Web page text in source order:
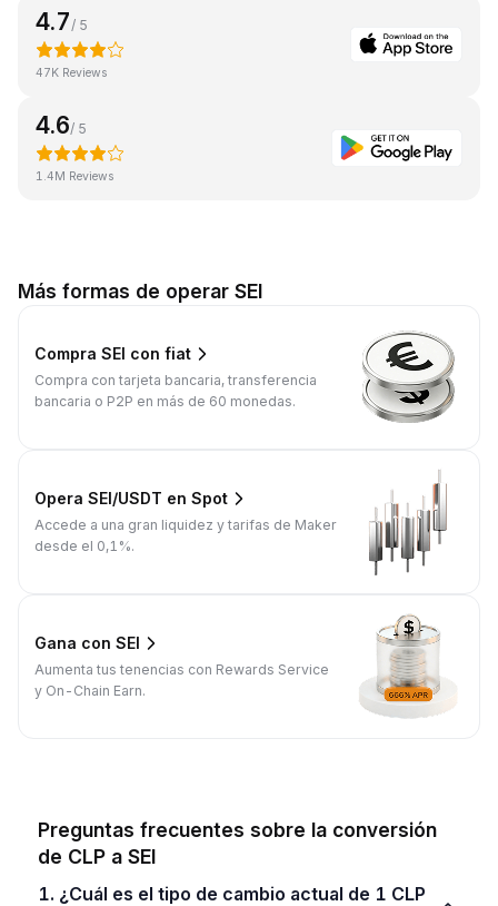
4.7 / 5
47K Reviews
4.6/ 5
1.4M Reviews
Más formas de operar SEI
Compra SEI con fiat
Compra con tarjeta bancaria, transferencia
bancaria o P2P en más de 60 monedas.
Opera SEI/USDT en Spot
Accede a una gran liquidez y tarifas de Maker
desde el 0,1%.
Gana con SEI
Aumenta tus tenencias con Rewards Service
y On-Chain Earn.
Preguntas frecuentes sobre la conversión
de CLP a SEI
1. ¿Cuál es el tipo de cambio actual de 1 CLP